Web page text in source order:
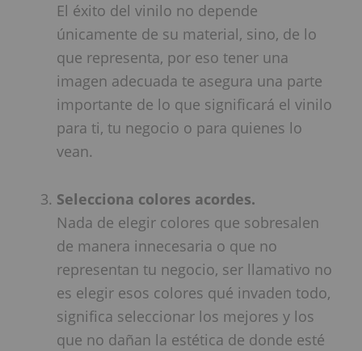
El éxito del vinilo no depende
únicamente de su material, sino, de lo
que representa, por eso tener una
imagen adecuada te asegura una parte
importante de lo que significará el vinilo
para ti, tu negocio o para quienes lo
vean.
Selecciona colores acordes.
Nada de elegir colores que sobresalen
de manera innecesaria o que no
representan tu negocio, ser llamativo no
es elegir esos colores qué invaden todo,
significa seleccionar los mejores y los
que no dañan la estética de donde esté